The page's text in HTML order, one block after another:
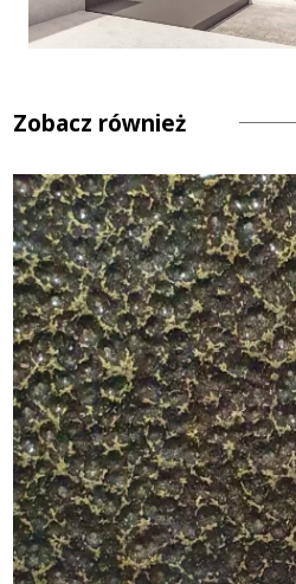
Zobacz również